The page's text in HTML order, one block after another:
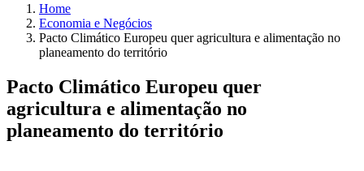
Home
Economia e Negócios
Pacto Climático Europeu quer agricultura e alimentação no
planeamento do território
Pacto Climático Europeu quer
agricultura e alimentação no
planeamento do território